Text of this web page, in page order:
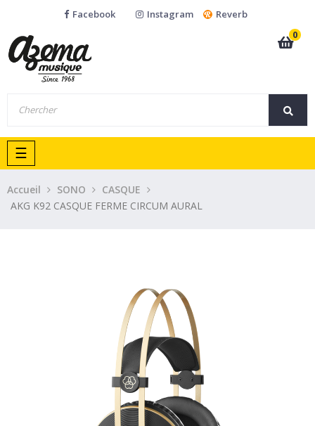
Facebook Instagram
Reverb
0
Basculer
la
navigation
☰
Accueil SONO
CASQUE
AKG K92 CASQUE FERME CIRCUM AURAL